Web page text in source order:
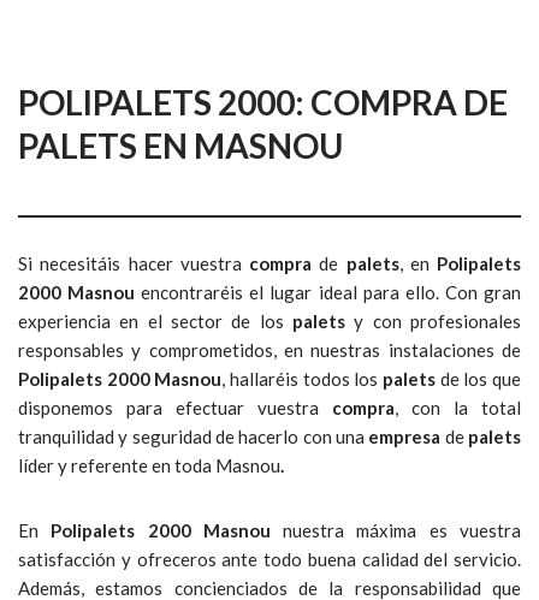
POLIPALETS 2000: COMPRA DE
PALETS EN MASNOU
Si necesitáis hacer vuestra comprade palets, en Polipalets
2000 Masnouencontraréis el lugar ideal para ello. Con gran
experiencia en el sector de los paletsy con profesionales
responsables y comprometidos, en nuestras instalaciones de
Polipalets 2000 Masnou, hallaréis todos los palets de los que
disponemos para efectuar vuestra compra, con la total
tranquilidad y seguridad de hacerlo con una empresa de palets
líder y referente en toda Masnou.
En Polipalets 2000 Masnounuestra máxima es vuestra
satisfacción y ofreceros ante todo buena calidad del servicio.
Además, estamos concienciados de la responsabilidad que